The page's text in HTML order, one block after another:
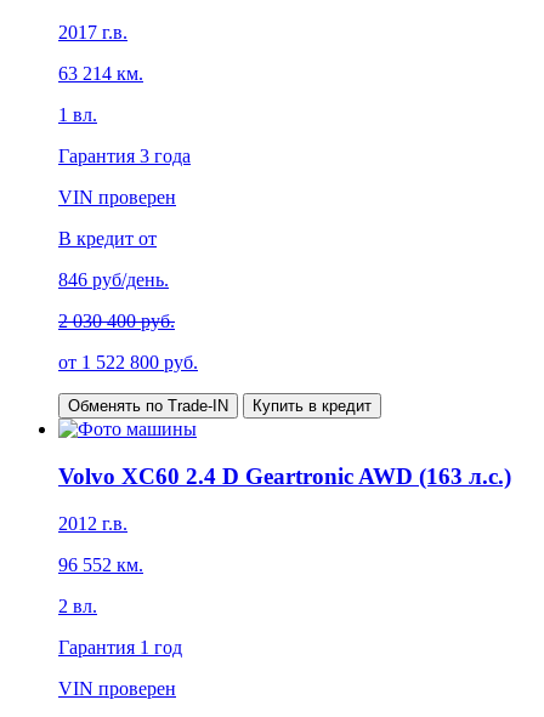
2017 г.в.
63 214 км.
1 вл.
Гарантия 3 года
VIN проверен
В кредит от
846 руб/день.
2 030 400 руб.
от 1 522 800 руб.
Обменять по Trade-IN Купить в кредит
Volvo XC60 2.4 D Geartronic AWD (163 л.с.)
2012 г.в.
96 552 км.
2 вл.
Гарантия 1 год
VIN проверен